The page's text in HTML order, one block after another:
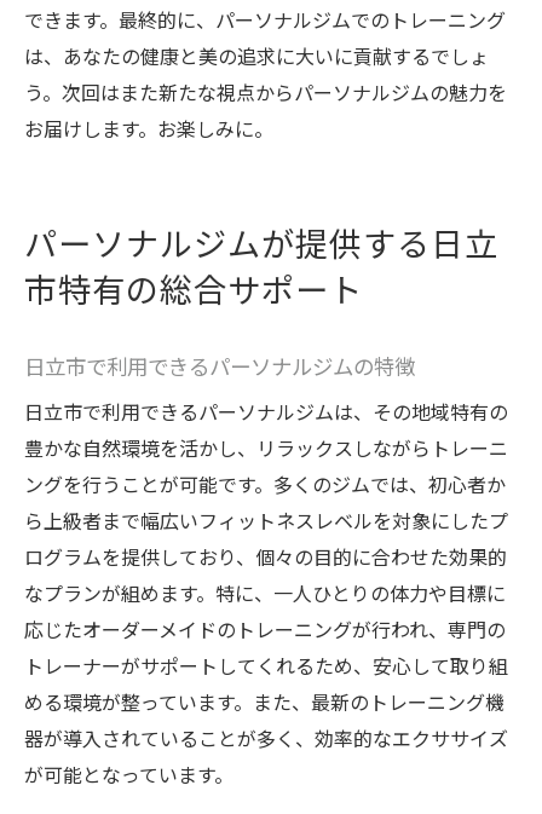
できます。最終的に、パーソナルジムでのトレーニング
は、あなたの健康と美の追求に大いに貢献するでしょ
う。次回はまた新たな視点からパーソナルジムの魅力を
お届けします。お楽しみに。
パーソナルジムが提供する日立
市特有の総合サポート
日立市で利用できるパーソナルジムの特徴
日立市で利用できるパーソナルジムは、その地域特有の
豊かな自然環境を活かし、リラックスしながらトレーニ
ングを行うことが可能です。多くのジムでは、初心者か
ら上級者まで幅広いフィットネスレベルを対象にしたプ
ログラムを提供しており、個々の目的に合わせた効果的
なプランが組めます。特に、一人ひとりの体力や目標に
応じたオーダーメイドのトレーニングが行われ、専門の
トレーナーがサポートしてくれるため、安心して取り組
める環境が整っています。また、最新のトレーニング機
器が導入されていることが多く、効率的なエクササイズ
が可能となっています。